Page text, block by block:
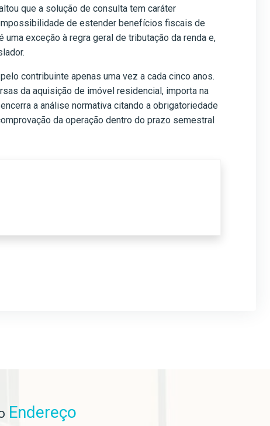
que a solução de consulta tem caráter
de estender benefícios fiscais de
exceção à regra geral de tributação da renda e,
contribuinte apenas uma vez a cada cinco anos.
da aquisição de imóvel residencial, importa na
a análise normativa citando a obrigatoriedade
da operação dentro do prazo semestral
Endereço